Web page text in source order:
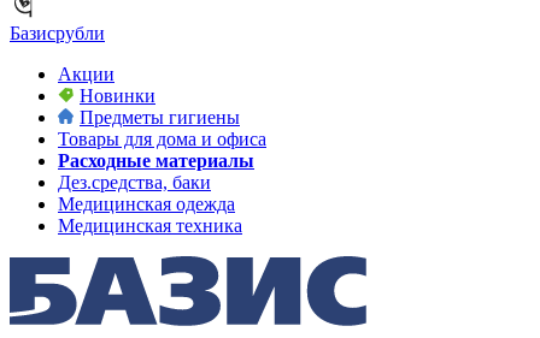
Базисрубли
Акции
Новинки
Предметы гигиены
Товары для дома и офиса
Расходные материалы
Дез.средства, баки
Медицинская одежда
Медицинская техника